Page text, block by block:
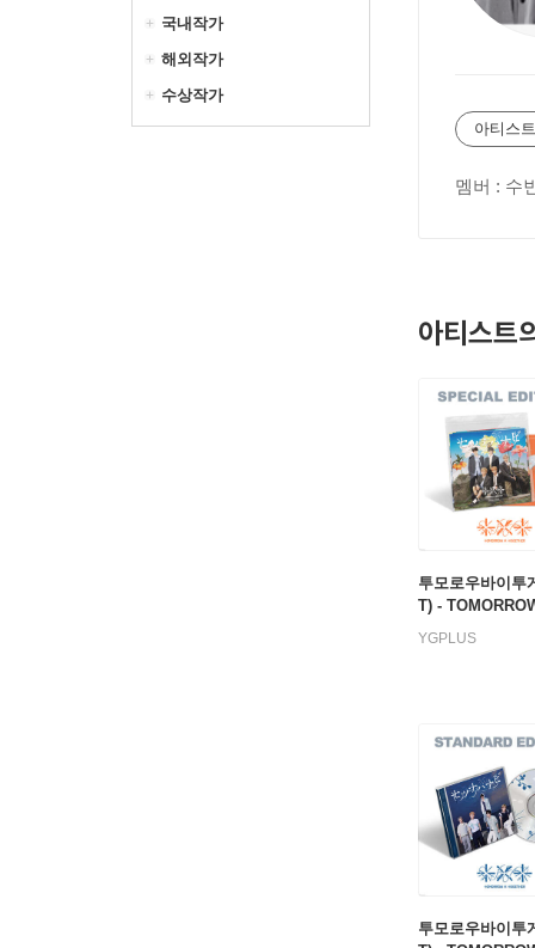
국내작가
해외작가
수상작가
아티스
멤버 : 수
아티스트
투모로우바이투
T) -
GETHER JP
YGPLUS
투모로우바이투